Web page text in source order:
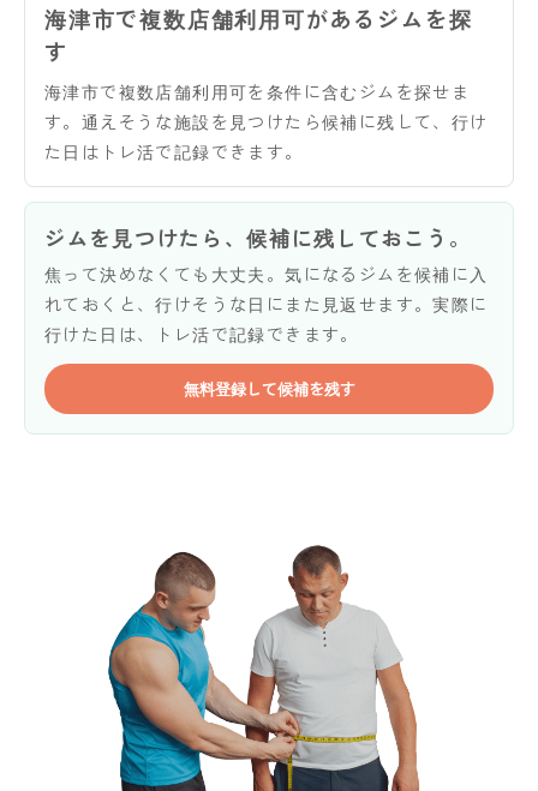
海津市で複数店舗利用可があるジムを探
す
海津市で複数店舗利用可を条件に含むジムを探せま
す。通えそうな施設を見つけたら候補に残して、行け
た日はトレ活で記録できます。
ジムを見つけたら、候補に残しておこう。
焦って決めなくても大丈夫。気になるジムを候補に入
れておくと、行けそうな日にまた見返せます。実際に
行けた日は、トレ活で記録できます。
無料登録して候補を残す